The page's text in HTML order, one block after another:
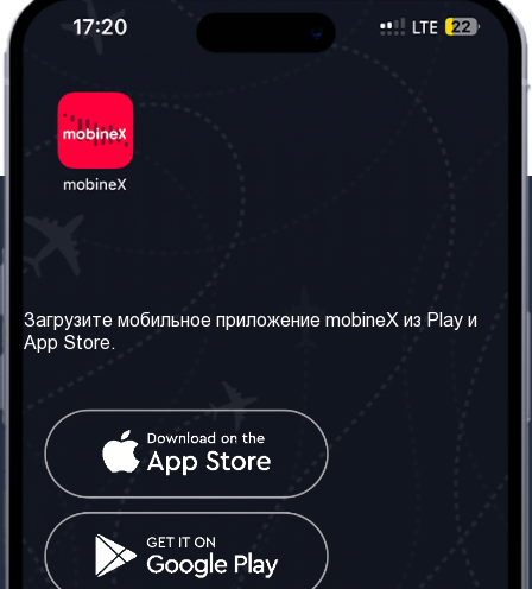
Наши сервисы
Правила и Условия
Часто задаваемые
вопросы
Контакт
Грузия: Тбилиси
Телефон: +442030340050
Социальные сети
Загрузите мобильное приложение mobineX из Play и
App Store.